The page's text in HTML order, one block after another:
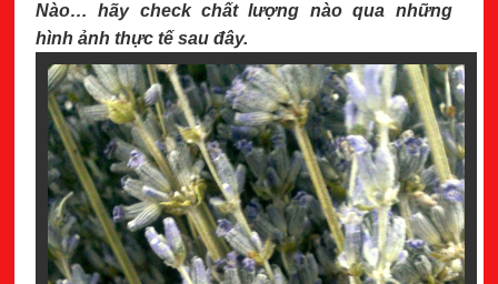
Nào… hãy check chất lượng nào qua những
hình ảnh thực tế sau đây.